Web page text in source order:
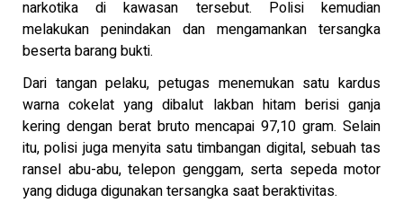
narkotika di kawasan tersebut. Polisi kemudian
melakukan penindakan dan mengamankan tersangka
beserta barang bukti.
Dari tangan pelaku, petugas menemukan satu kardus
warna cokelat yang dibalut lakban hitam berisi ganja
kering dengan berat bruto mencapai 97,10 gram. Selain
itu, polisi juga menyita satu timbangan digital, sebuah tas
ransel abu-abu, telepon genggam, serta sepeda motor
yang diduga digunakan tersangka saat beraktivitas.